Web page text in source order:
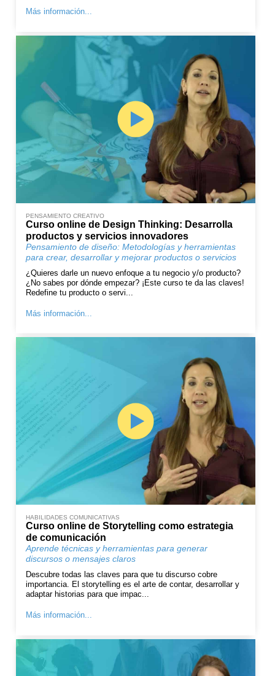
Más información...
PENSAMIENTO CREATIVO
Curso online de Design Thinking: Desarrolla
productos y servicios innovadores
Pensamiento de diseño: Metodologías y herramientas
para crear, desarrollar y mejorar productos o servicios
¿Quieres darle un nuevo enfoque a tu negocio y/o producto?
¿No sabes por dónde empezar? ¡Este curso te da las claves!
Redefine tu producto o servi...
Más información...
HABILIDADES COMUNICATIVAS
Curso online de Storytelling como estrategia
de comunicación
Aprende técnicas y herramientas para generar
discursos o mensajes claros
Descubre todas las claves para que tu discurso cobre
importancia. El storytelling es el arte de contar, desarrollar y
adaptar historias para que impac...
Más información...